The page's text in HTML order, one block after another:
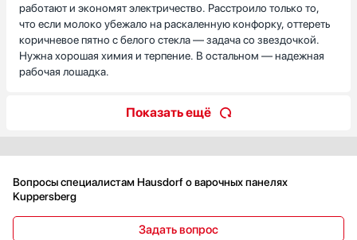
работают и экономят электричество. Расстроило только то,
что если молоко убежало на раскаленную конфорку, оттереть
коричневое пятно с белого стекла — задача со звездочкой.
Нужна хорошая химия и терпение. В остальном — надежная
рабочая лошадка.
Показать ещё
Вопросы специалистам Hausdorf о варочных панелях
Kuppersberg
Задать вопрос